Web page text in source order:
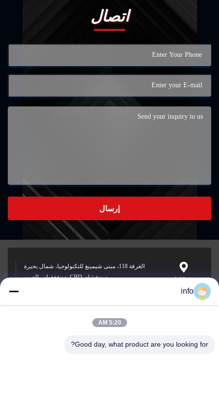
اتصال
إرسال
Address
الغرفة 118، مبنى شيمينغ للتكنولوجيا، شمال بحيرة
سونغشان CBD، دونغغغوان، الصين
info@gdpowerplus.com
info
5:20 AM
Good day, what product are you looking for?